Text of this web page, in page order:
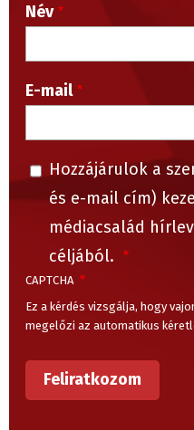
Név
E-mail
Hozzájárulok a
és e-mail cím)
médiacsalád
céljából.
CAPTCHA
Ez a kérdés vizsgálja, hogy
megelőzi az automatikus